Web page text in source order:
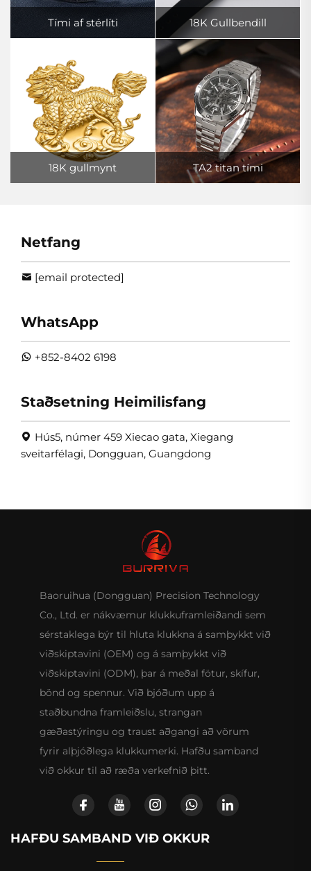
Tími af stérlíti 18K Gullbendill
18K gullmynt TA2 titan tími
Netfang
[email protected]
WhatsApp
+852-8402 6198
Staðsetning Heimilisfang
Hús5, númer 459 Xiecao gata, Xiegang
sveitarfélagi, Dongguan, Guangdong
Baoruihua (Dongguan) Precision Technology
Co., Ltd. er nákvæmur klukkuframleiðandi sem
sérstaklega býr til hluta klukkna á samþykkt við
viðskiptavini (OEM) og á samþykkt við
viðskiptavini (ODM), þar á meðal fötur, skífur,
bönd og spennur. Við bjóðum upp á
staðbundna framleiðslu, strangan
gæðastýringu og traust aðgangi að vörum
fyrir alþjóðlega klukkumerki. Hafðu samband
við okkur til að ræða verkefnið þitt.
HAFÐU SAMBAND VIÐ OKKUR